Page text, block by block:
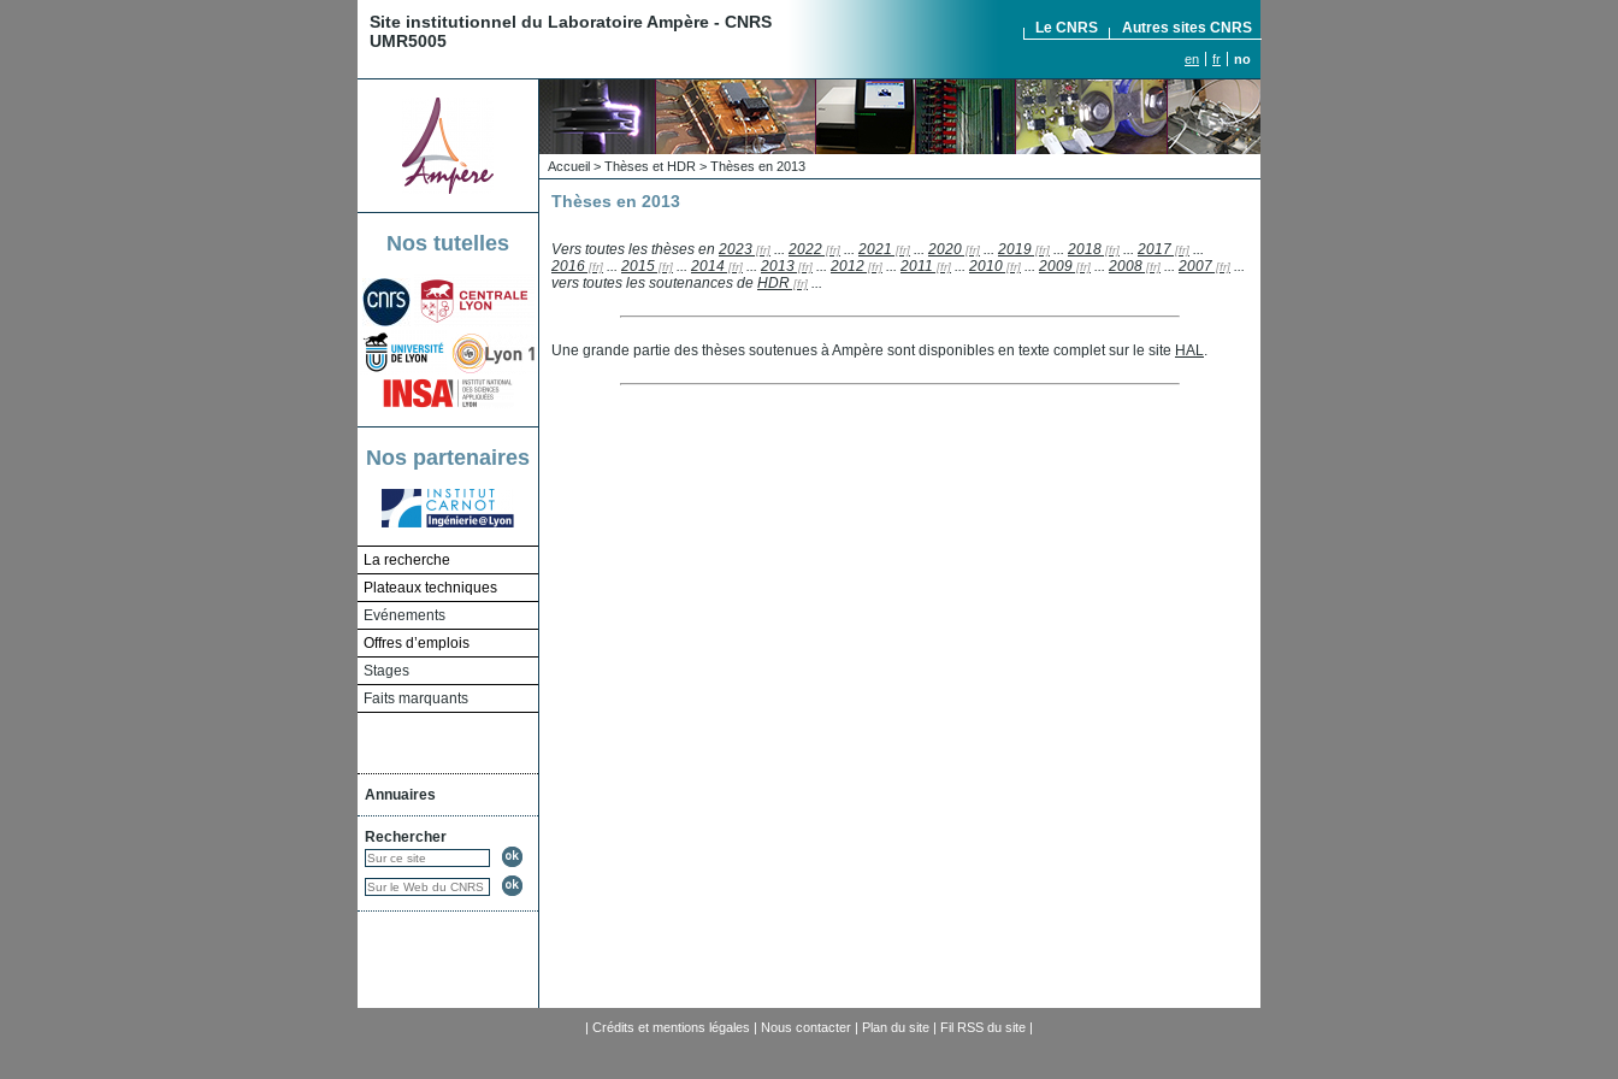
Site institutionnel du Laboratoire Ampère - CNRS
UMR5005
Le CNRS Autres sites CNRS
en fr no
Nos tutelles
Nos partenaires
La recherche
Plateaux techniques
Evénements
Offres d’emplois
Stages
Faits marquants
Annuaires
Rechercher
Accueil > Thèses et HDR > Thèses en 2013
Thèses en 2013
Vers toutes les thèses en 2023 ... 2022 ... 2021 ... 2020 ... 2019 ... 2018 ... 2017
...
2016
... 2015 ... 2014 ... 2013 ... 2012 ... 2011 ... 2010 ... 2009 ... 2008 ... 2007
...
vers toutes les soutenances de HDR ...
Une grande partie des thèses soutenues à Ampère sont disponibles en texte complet sur le site HAL.
| Crédits et mentions légales | Nous contacter | Plan du site | Fil RSS du site |